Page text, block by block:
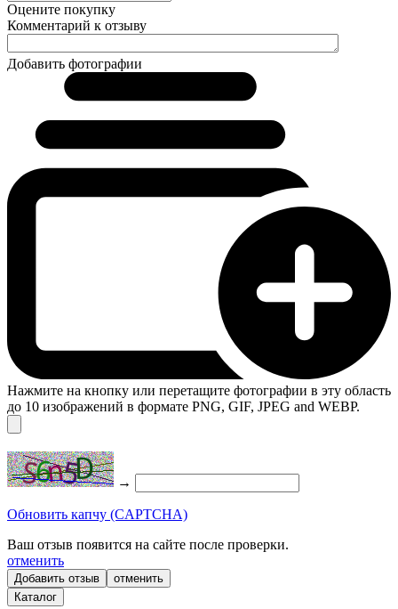
Оцените покупку
Комментарий к отзыву
Добавить фотографии
Нажмите на кнопку или перетащите фотографии в эту область
до 10 изображений в формате PNG, GIF, JPEG and WEBP.
→
Обновить капчу (CAPTCHA)
Ваш отзыв появится на сайте после проверки.
отменить
отменить
Каталог